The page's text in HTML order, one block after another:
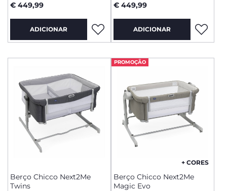
€ 449,99
ADICIONAR
€ 449,99
ADICIONAR
Berço Chicco Next2Me
Twins
PROMOÇÃO
+ CORES
Berço Chicco Next2Me
Magic Evo